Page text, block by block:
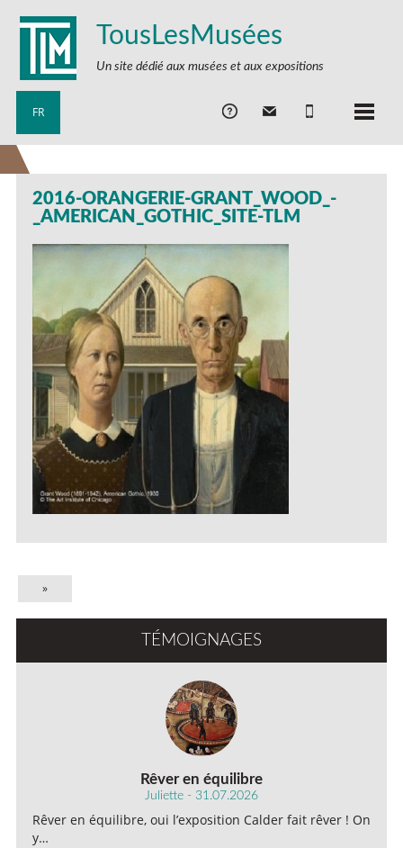
TousLesMusées
Un site dédié aux musées et aux expositions
FR
2016-ORANGERIE-GRANT_WOOD_-
_AMERICAN_GOTHIC_SITE-TLM
»
TÉMOIGNAGES
Rêver en équilibre
Juliette - 31.07.2026
Rêver en équilibre, oui l’exposition Calder fait rêver ! On
y…